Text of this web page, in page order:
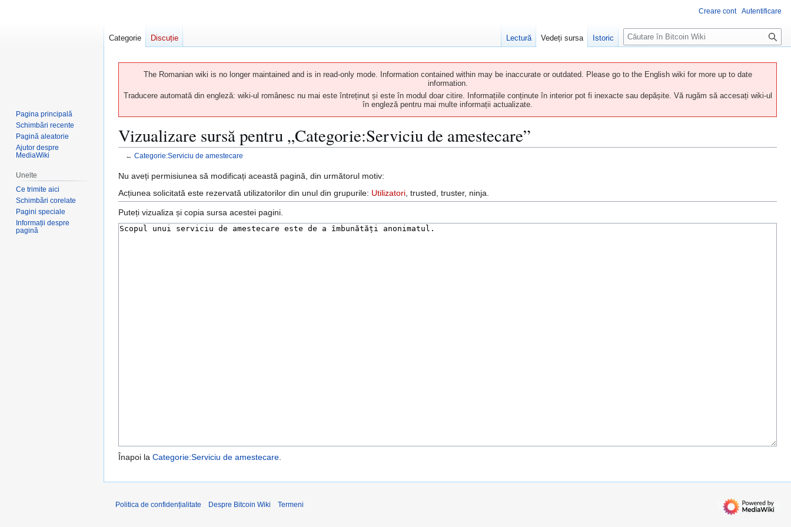
The Romanian wiki is no longer maintained and is in read-only mode. Information contained within may be inaccurate or outdated. Please go to the English wiki for more up to date
information.
Traducere automată din engleză: wiki-ul românesc nu mai este întreținut și este în modul doar citire. Informațiile conținute în interior pot fi inexacte sau depășite. Vă rugăm să accesați wiki-ul
în engleză pentru mai multe informații actualizate.
Vizualizare sursă pentru „Categorie:Serviciu de amestecare”
← Categorie:Serviciu de amestecare
Sari
la
navigare
Sari
la
căutare
Nu aveți permisiunea să modificați această pagină, din următorul motiv:
Acțiunea solicitată este rezervată utilizatorilor din unul din grupurile: Utilizatori, trusted, truster, ninja.
Puteți vizualiza și copia sursa acestei pagini.
Înapoi la Categorie:Serviciu de amestecare
Creare cont Autentificare
Categorie Discuție Lectură Vedeți sursa Istoric
C
ă
t
r
e
Pagina principală
Schimbări recente
Pagină aleatorie
Ajutor despre
MediaWiki
Unelte
Ce trimite aici
Schimbări corelate
Pagini speciale
Informații despre
pagină
Politica de confidențialitate Despre Bitcoin Wiki Termeni